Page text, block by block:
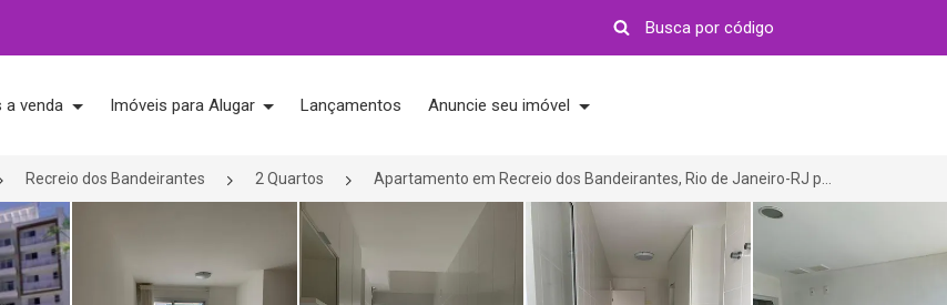
a venda Imóveis para Alugar Lançamentos Anuncie seu imóvel
Recreio dos Bandeirantes 2 Quartos